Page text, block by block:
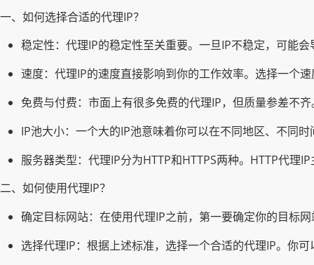
一、如何选择合适的代理IP？
稳定性：代理IP的稳定性至关重要。一旦IP不稳定，可能
速度：代理IP的速度直接影响到你的工作效率。选择一个
免费与付费：市面上有很多免费的代理IP，但质量参差不
IP池大小：一个大的IP池意味着你可以在不同地区、不同
服务器类型：代理IP分为HTTP和HTTPS两种。HTTP代理
二、如何使用代理IP？
确定目标网站：在使用代理IP之前，第一要确定你的目标
选择代理IP：根据上述标准，选择一个合适的代理IP。你